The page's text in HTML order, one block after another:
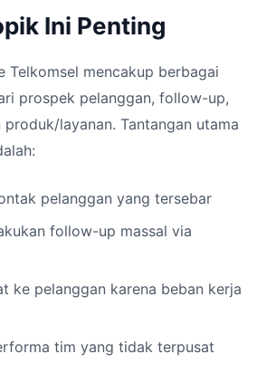
Ini Penting
Telkomsel mencakup berbagai
prospek pelanggan, follow-up,
produk/layanan. Tantangan utama
pelanggan yang tersebar
follow-up massal via
ke pelanggan karena beban kerja
tim yang tidak terpusat